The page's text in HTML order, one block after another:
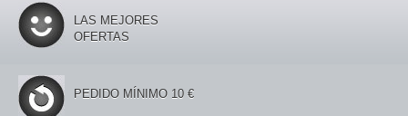
LAS MEJORES
OFERTAS
PEDIDO MÍNIMO 10 €